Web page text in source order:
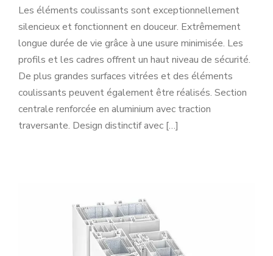
Les éléments coulissants sont exceptionnellement
silencieux et fonctionnent en douceur. Extrêmement
longue durée de vie grâce à une usure minimisée. Les
profils et les cadres offrent un haut niveau de sécurité.
De plus grandes surfaces vitrées et des éléments
coulissants peuvent également être réalisés. Section
centrale renforcée en aluminium avec traction
traversante. Design distinctif avec […]